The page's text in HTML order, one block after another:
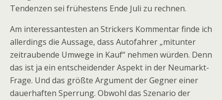
Tendenzen sei frühestens Ende Juli zu rechnen.
Am interessantesten an Strickers Kommentar finde ich
allerdings die Aussage, dass Autofahrer „mitunter
zeitraubende Umwege in Kauf“ nehmen würden. Denn
das ist ja ein entscheidender Aspekt in der Neumarkt-
Frage. Und das größte Argument der Gegner einer
dauerhaften Sperrung. Obwohl das Szenario der